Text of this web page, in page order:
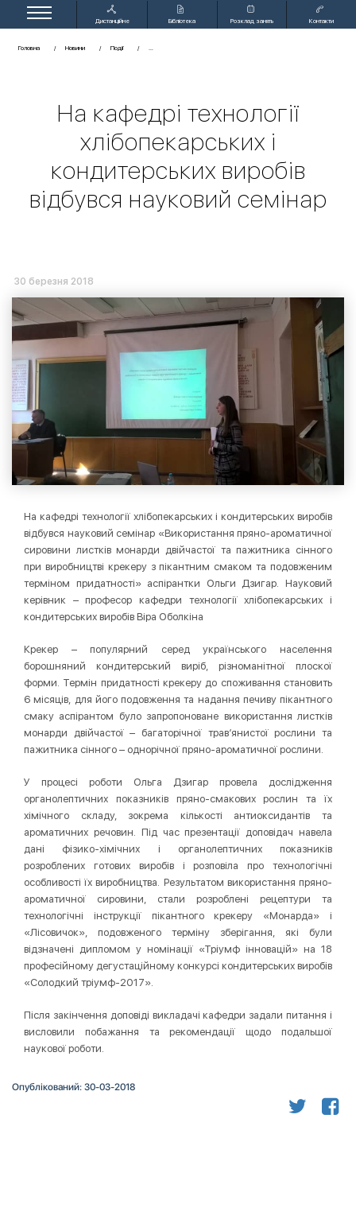
Дистанційне
Бібліотека Розклад занять Контакти
Головна Новини Події
На кафедрі технології
хлібопекарських і
кондитерських виробів
відбувся науковий семінар
30 березня 2018
На кафедрі технології хлібопекарських і кондитерських виробів
відбувся науковий семінар «Використання пряно-ароматичної
сировини листків монарди двійчастої та пажитника сінного
при виробництві крекеру з пікантним смаком та подовженим
терміном придатності» аспірантки Ольги Дзигар. Науковий
керівник – професор кафедри технології хлібопекарських і
кондитерських виробів Віра Оболкіна
Крекер – популярний серед українського населення
борошняний кондитерський виріб, різноманітної плоскої
форми. Термін придатності крекеру до споживання становить
6 місяців, для його подовження та надання печиву пікантного
смаку аспірантом було запропоноване використання листків
монарди двійчастої – багаторічної трав’янистої рослини та
пажитника сінного – однорічної пряно-ароматичної рослини.
У процесі роботи Ольга Дзигар провела дослідження
органолептичних показників пряно-смакових рослин та їх
хімічного складу, зокрема кількості антиоксидантів та
ароматичних речовин. Під час презентації доповідач навела
дані фізико-хімічних і органолептичних показників
розроблених готових виробів і розповіла про технологічні
особливості їх виробництва. Результатом використання пряно-
ароматичної сировини, стали розроблені рецептури та
технологічні інструкції пікантного крекеру «Монарда» і
«Лісовичок», подовженого терміну зберігання, які були
відзначені дипломом у номінації «Тріумф інновацій» на 18
професійному дегустаційному конкурсі кондитерських виробів
«Солодкий тріумф-2017».
Після закінчення доповіді викладачі кафедри задали питання і
висловили побажання та рекомендації щодо подальшої
наукової роботи.
Опублікований: 30-03-2018